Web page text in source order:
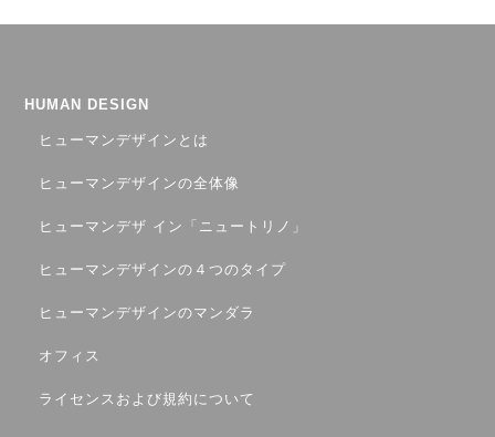
HUMAN DESIGN
ヒューマンデザインとは
ヒューマンデザインの全体像
ヒューマンデザ イン「ニュートリノ」
ヒューマンデザインの４つのタイプ
ヒューマンデザインのマンダラ
オフィス
ライセンスおよび規約について